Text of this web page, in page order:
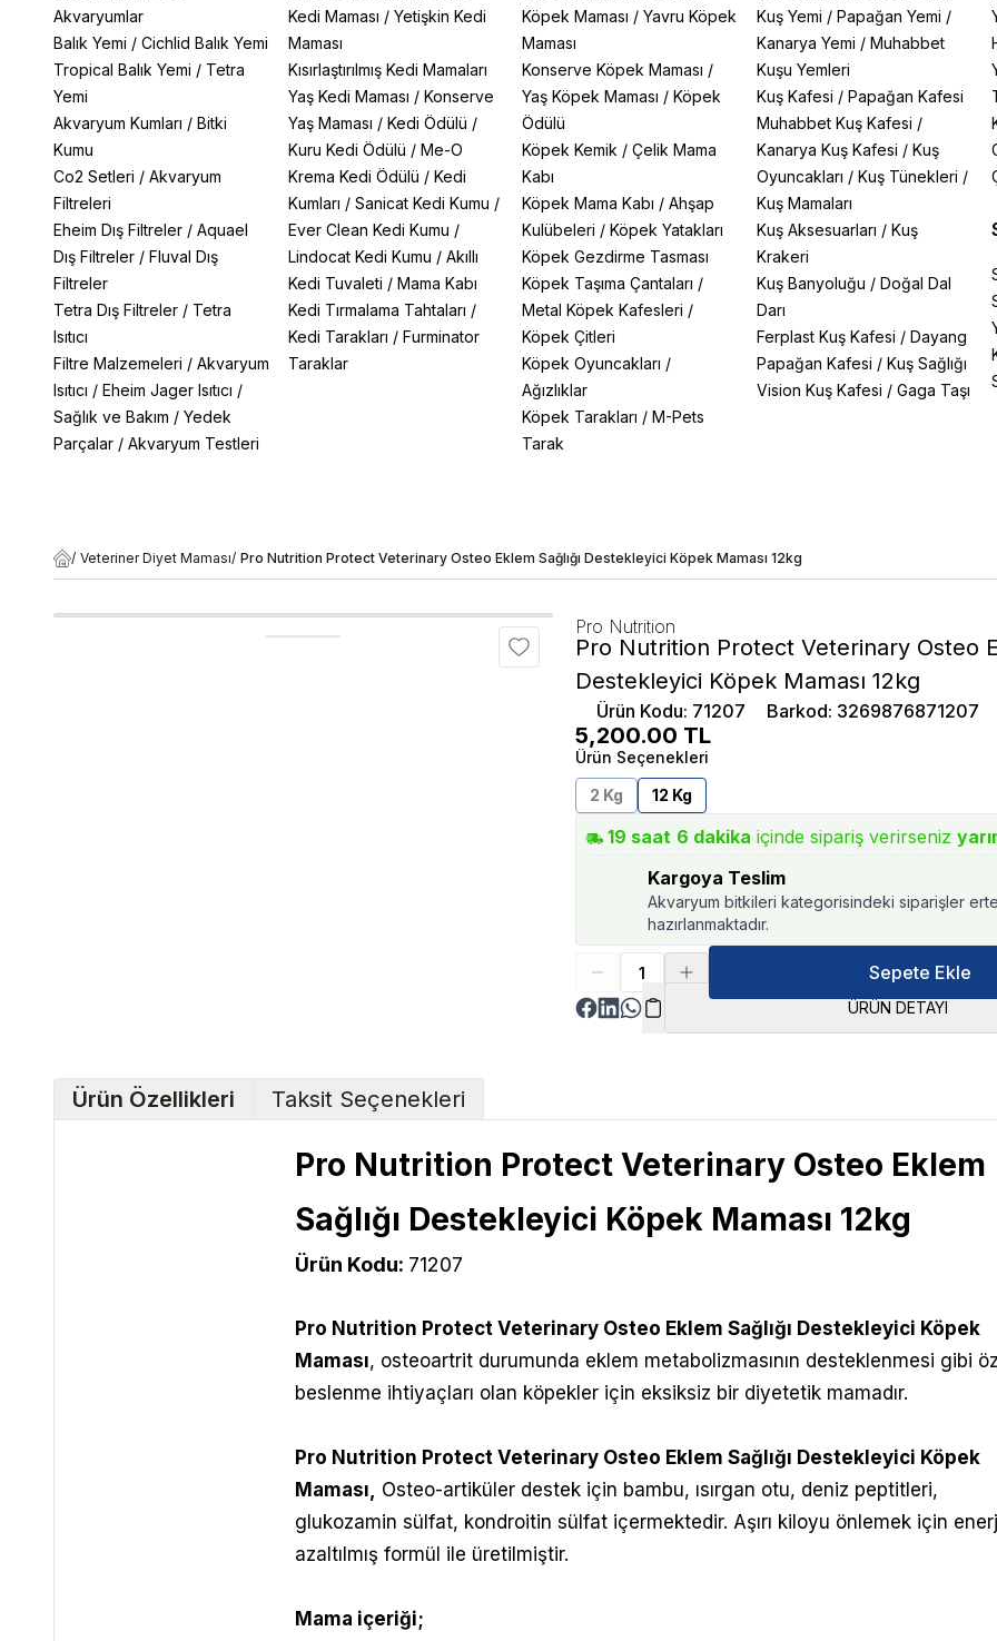
Akvaryumlar
Balık Yemi / Cichlid Balık Yemi
Tropical Balık Yemi / Tetra
Yemi
Akvaryum Kumları / Bitki
Kumu
Co2 Setleri / Akvaryum
Filtreleri
Eheim Dış Filtreler / Aquael
Dış Filtreler / Fluval Dış
Filtreler
Tetra Dış Filtreler / Tetra
Isıtıcı
Filtre Malzemeleri / Akvaryum
Isıtıcı / Eheim Jager Isıtıcı /
Sağlık ve Bakım / Yedek
Parçalar / Akvaryum Testleri
Kedi Maması / Yetişkin Kedi
Maması
Kısırlaştırılmış Kedi Mamaları
Yaş Kedi Maması / Konserve
Yaş Maması / Kedi Ödülü /
Kuru Kedi Ödülü / Me-O
Krema Kedi Ödülü / Kedi
Kumları / Sanicat Kedi Kumu /
Ever Clean Kedi Kumu /
Lindocat Kedi Kumu / Akıllı
Kedi Tuvaleti / Mama Kabı
Kedi Tırmalama Tahtaları /
Kedi Tarakları / Furminator
Taraklar
Köpek Maması /Yavru Köpek
Maması
Konserve Köpek Maması /
Yaş Köpek Maması /Köpek
Ödülü
Köpek Kemik /Çelik Mama
Kabı
Köpek Mama Kabı /Ahşap
Kulübeleri /Köpek Yatakları
Köpek Gezdirme Tasması
Köpek Taşıma Çantaları /
Metal Köpek Kafesleri /
Köpek Çitleri
Köpek Oyuncakları /
Ağızlıklar
Köpek Tarakları /M-Pets
Tarak
Kuş Yemi / Papağan Yemi /
Kanarya Yemi / Muhabbet
Kuşu Yemleri
Kuş Kafesi / Papağan Kafesi
Muhabbet Kuş Kafesi /
Kanarya Kuş Kafesi / Kuş
Oyuncakları / Kuş Tünekleri /
Kuş Mamaları
Kuş Aksesuarları / Kuş
Krakeri
Kuş Banyoluğu / Doğal Dal
Darı
Ferplast Kuş Kafesi / Dayang
Papağan Kafesi / Kuş Sağlığı
Vision Kuş Kafesi / Gaga Taşı
/ Veteriner Diyet Maması/ Pro Nutrition Protect Veterinary Osteo Eklem Sağlığı Destekleyici Köpek Maması 12kg
Pro Nutrition
Pro Nutrition Protect Veterinary Osteo
Destekleyici Köpek Maması 12kg
Ürün Kodu: 71207 Barkod: 3269876871207
5,200.00 TL
Ürün Seçenekleri
2 Kg
12 Kg
19 saat 5 dakika içinde sipariş verirseniz
Kargoya Teslim
Akvaryum bitkileri kategorisindeki siparişler
hazırlanmaktadır.
Sepete Ekle
ÜRÜN DETAYI
Ürün Özellikleri Taksit Seçenekleri
Pro Nutrition Protect Veterinary Osteo Eklem
Sağlığı Destekleyici Köpek Maması 12kg
Ürün Kodu: 71207
Pro Nutrition Protect Veterinary Osteo Eklem Sağlığı Destekleyici Köpek
Maması, osteoartrit durumunda eklem metabolizmasının desteklenmesi gibi
beslenme ihtiyaçları olan köpekler için eksiksiz bir diyetetik mamadır.
Pro Nutrition Protect Veterinary Osteo Eklem Sağlığı Destekleyici Köpek
Maması, Osteo-artiküler destek için bambu, ısırgan otu, deniz peptitleri,
glukozamin sülfat, kondroitin sülfat içermektedir. Aşırı kiloyu önlemek için
azaltılmış formül ile üretilmiştir.
Mama içeriği;